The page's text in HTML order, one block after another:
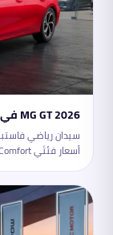
MG GT 2026 في مصر: أسعار الفئات والمواصفات الكاملة
المصري.